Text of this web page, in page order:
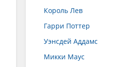
Король Лев
Гарри Поттер
Уэнсдей Аддамс
Микки Маус